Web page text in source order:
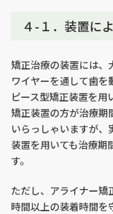
４-１．装置に
矯正治療の装置には、
ワイヤーを通して歯
ピース型矯正装置を用
矯正装置の方が治療期
いらっしゃいますが、
装置を用いても治療期
す。
ただし、アライナー
時間以上の装着時間を